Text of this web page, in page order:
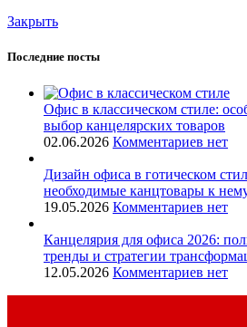
Закрыть
Последние посты
Офис в классическом стиле:
выбор канцелярских товаров
02.06.2026 Комментариев нет
Дизайн офиса в готическом
необходимые канцтовары к
19.05.2026 Комментариев нет
Канцелярия для офиса 2026:
тренды и стратегии
12.05.2026 Комментариев нет